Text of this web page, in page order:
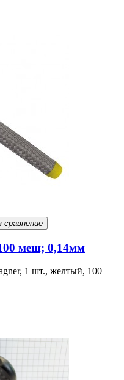
сравнение
меш; 0,14мм
1 шт., желтый, 100